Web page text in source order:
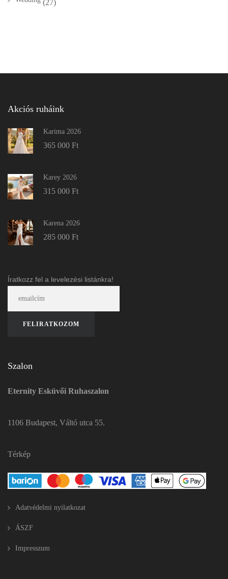
(27)
Akciós ruháink
Karima 2026
365 000 Ft
Karey 2026
315 000 Ft
Karena 2026
285 000 Ft
Íratkozz fel a levelezési listánkra!
Szalon
Eternity Esküvői Ruhaszalon
1106 Budapest, Váltó utca 55.
Térkép
Adatvédelmi nyilatkozat
ÁSZF
Impresszum